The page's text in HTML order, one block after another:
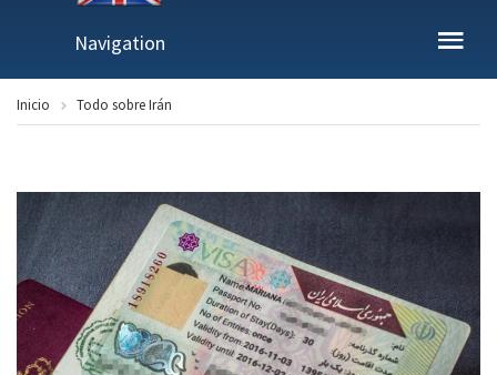
Navigation
Inicio Todo sobre Irán